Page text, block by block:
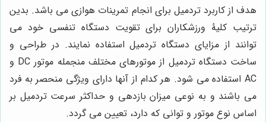
هدف از کاربرد تردمیل برای انجام تمرینات هوازی می باشد. بدین
ترتیب کلیۀ ورزشکاران برای تقویت دستگاه تنفسی خود می
توانند از مزایای دستگاه تردمیل استفاده نمایند. در طراحی و
ساخت دستگاه تردمیل از موتورهای مختلف منجمله موتور DC و
AC استفاده می شود. هر کدام از آنها دارای ویژگی منحصر به فرد
می باشند و به نوعی میزان بازدهی و حداکثر سرعت تردمیل بر
اساس نوع موتور و توانی که دارد، تعیین می گردد.